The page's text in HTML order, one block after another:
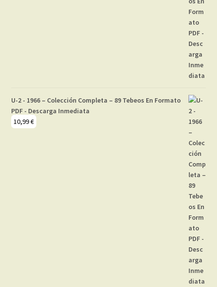
U-2 - 1966 – Colección Completa – 89 Tebeos En Formato
PDF - Descarga Inmediata
10,99€